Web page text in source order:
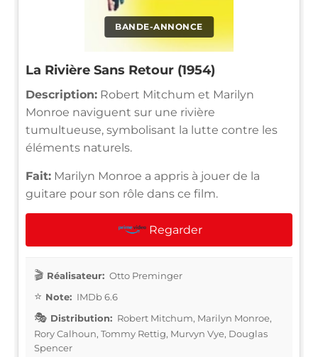
BANDE-ANNONCE
La Rivière Sans Retour (1954)
Description: Robert Mitchum et Marilyn
Monroe naviguent sur une rivière
tumultueuse, symbolisant la lutte contre les
éléments naturels.
Fait: Marilyn Monroe a appris à jouer de la
guitare pour son rôle dans ce film.
Regarder
Réalisateur: Otto Preminger
Note: IMDb 6.6
Distribution: Robert Mitchum, Marilyn Monroe,
Rory Calhoun, Tommy Rettig, Murvyn Vye, Douglas
Spencer